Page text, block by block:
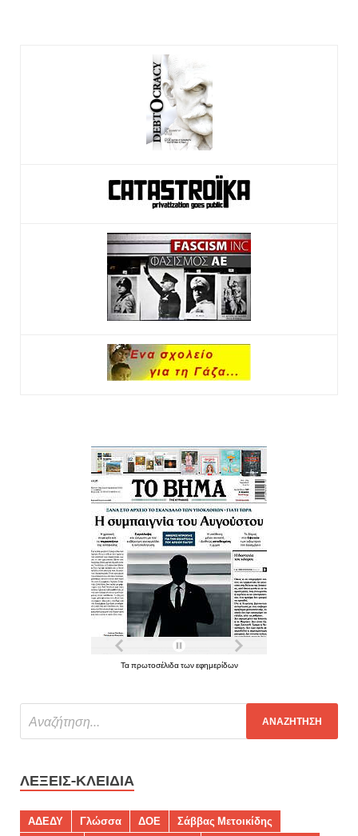
Τα πρωτοσέλιδα των εφημερίδων
ΛΈΞΕΙΣ-ΚΛΕΙΔΙΆ
ΑΔΕΔΥ Γλώσσα ΔΟΕ
Σάββας Μετοικίδης